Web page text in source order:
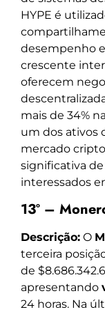
HYPE é
desempenho
crescente
oferecem
mais de 34%
um dos ativos
mercado
significativa
interessados
13º –
Descrição: O
terceira
de
apresentando
24 horas. Na